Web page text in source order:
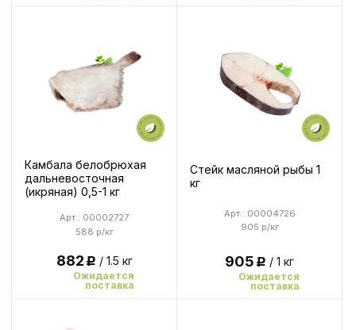
Камбала белобрюхая
дальневосточная
(икряная) 0,5-1 кг
588 р/кг
Арт.: 00002727
882Р / 1.5 кг
Ожидается
поставка
Стейк масляной рыбы 1
кг
905 р/кг
Арт.: 00004726
905Р / 1 кг
Ожидается
поставка